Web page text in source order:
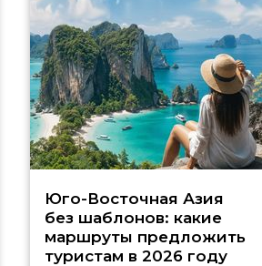
Юго-Восточная Азия
без шаблонов: какие
маршруты предложить
туристам в 2026 году